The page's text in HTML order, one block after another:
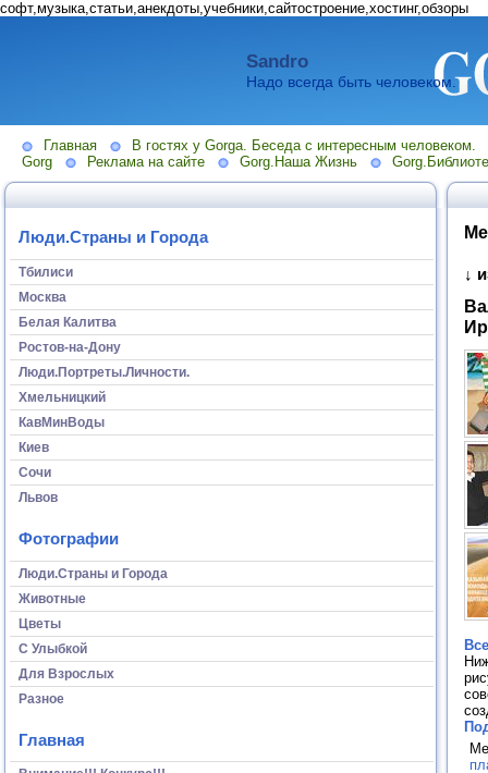
софт,музыка,статьи,анекдоты,учебники,сайтостроение,хостинг,обзоры
Sandro
Надо всегда быть человеком.
Главная
В гостях у Gorga. Беседа с интересным человеком.
Gorg
Реклама на сайте Gorg.Наша Жизнь
Люди.Страны и Города
Тбилиси
Москва
Белая Калитва
Ростов-на-Дону
Люди.Портреты.Личности.
Хмельницкий
КавМинВоды
Киев
Сочи
Львов
Фотографии
Люди.Страны и Города
Животные
Цветы
С Улыбкой
Для Взрослых
Разное
Главная
↓